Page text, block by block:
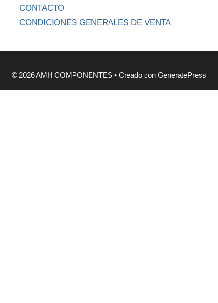
CONTACTO
CONDICIONES GENERALES DE VENTA
© 2026 AMH COMPONENTES • Creado con GeneratePress